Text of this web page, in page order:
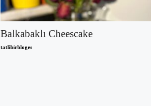
Balkabaklı Cheescake
tatlibirbloges